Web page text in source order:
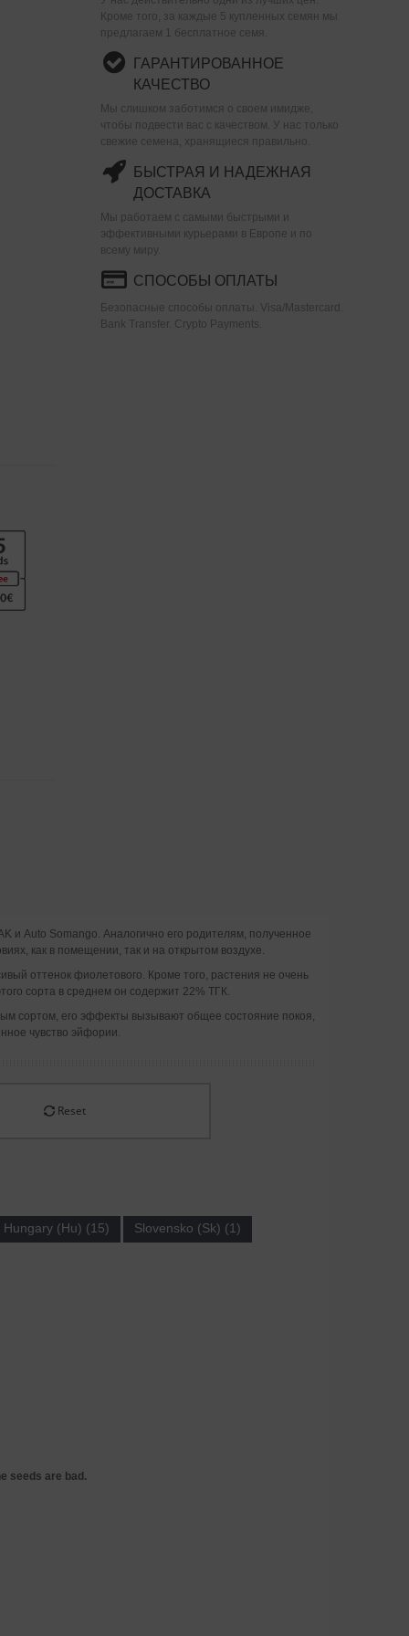
Кроме того, за каждые 5 купленных семян мы
предлагаем 1 бесплатное семя.
ГАРАНТИРОВАННОЕ
КАЧЕСТВО
Мы слишком заботимся о своем имидже,
чтобы подвести вас с качеством. У нас только
свежие семена, хранящиеся правильно.
БЫСТРАЯ И НАДЕЖНАЯ
ДОСТАВКА
Мы работаем с самыми быстрыми и
эффективными курьерами в Европе и по
всему миру.
СПОСОБЫ ОПЛАТЫ
Безопасные способы оплаты. Visa/Mastercard.
Bank Transfer. Crypto Payments.
и Auto Somango. Аналогично его родителям, полученное
как в помещении, так и на открытом воздухе.
оттенок фиолетового. Кроме того, растения не очень
сорта в среднем он содержит 22% TГК.
сортом, его эффекты вызывают общее состояние покоя,
чувство эйфории.
Reset
Hungary (Hu) (15) Slovensko (Sk) (1)
seeds are bad.